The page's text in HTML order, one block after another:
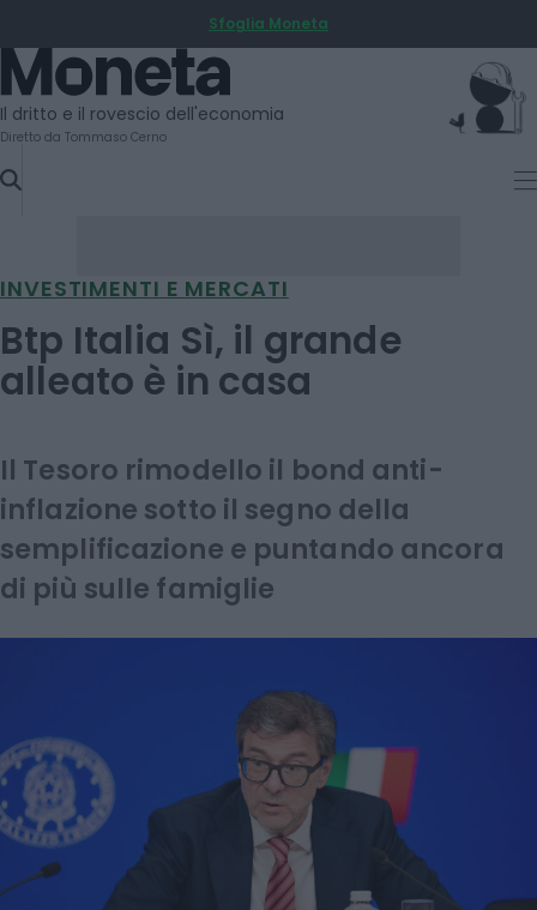
TO
CONTENT
Sfoglia Moneta
Moneta
Il dritto e il rovescio dell'economia
Diretto da Tommaso Cerno
INVESTIMENTI E MERCATI
Btp Italia Sì, il grande
alleato è in casa
Il Tesoro rimodello il bond anti-
inflazione sotto il segno della
semplificazione e puntando ancora
di più sulle famiglie